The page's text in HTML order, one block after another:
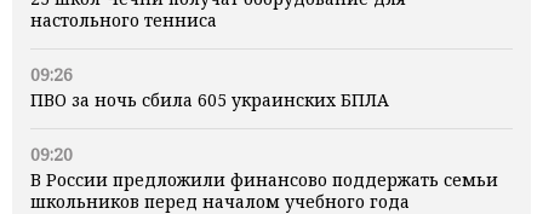
настольного тенниса
09:26
ПВО за ночь сбила 605 украинских БПЛА
09:20
В России предложили финансово поддержать семьи
школьников перед началом учебного года